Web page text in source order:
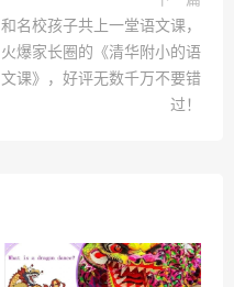
和名校孩子共上一堂语文课，
火爆家长圈的《清华附小的语
文课》，好评无数千万不要错
过！